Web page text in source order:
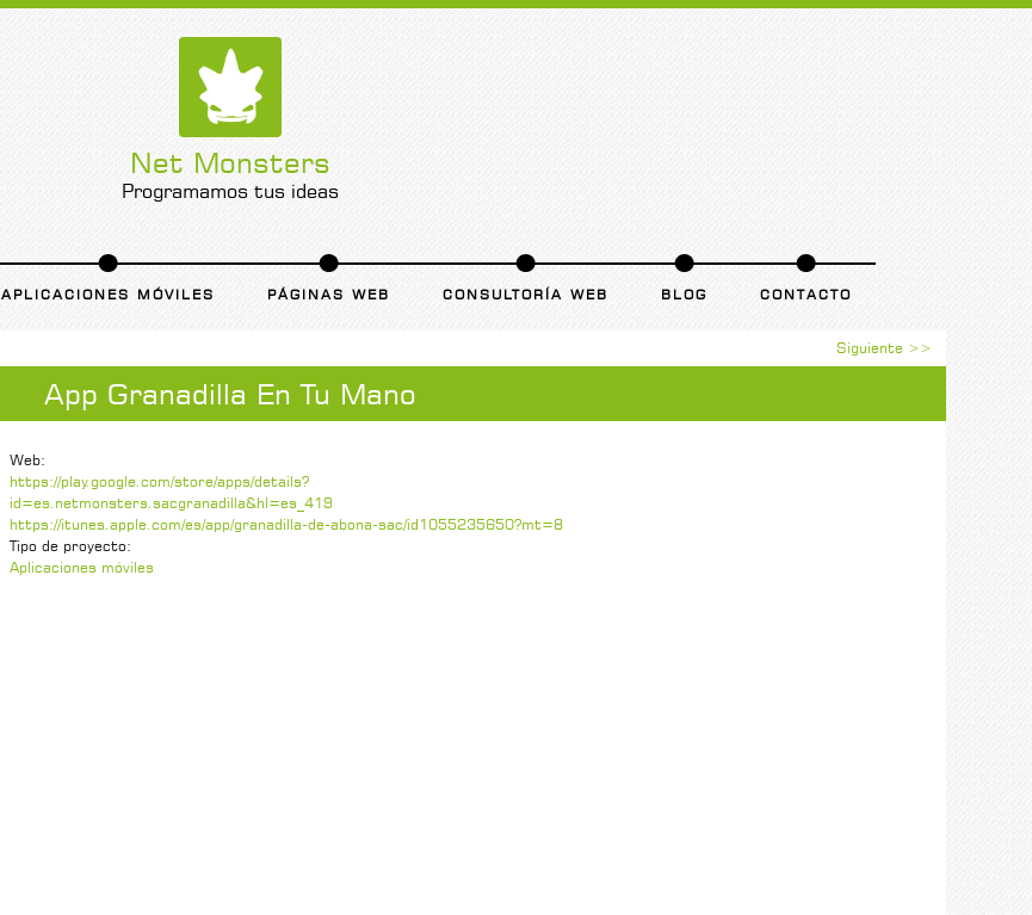
Net Monsters
Programamos tus ideas
APLICACIONES MÓVILES PÁGINAS WEB CONSULTORÍA WEB BLOG CONTACTO
Siguiente >>
App Granadilla En Tu Mano
Web:
https://play.google.com/store/apps/details?
id=es.netmonsters.sacgranadilla&hl=es_419
https://itunes.apple.com/es/app/granadilla-de-abona-sac/id1055235650?mt=8
Tipo de proyecto:
Aplicaciones móviles